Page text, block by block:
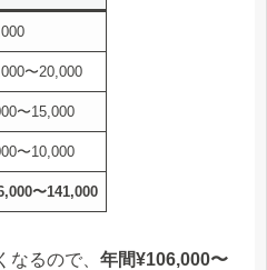
〜20,000
〜15,000
〜10,000
〜141,000
なるので、 年間¥106,000〜